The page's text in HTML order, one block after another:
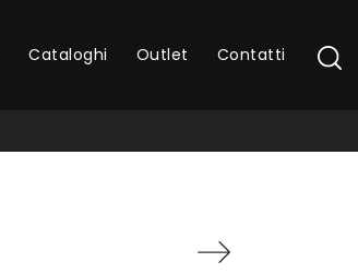
Cataloghi Outlet Contatti